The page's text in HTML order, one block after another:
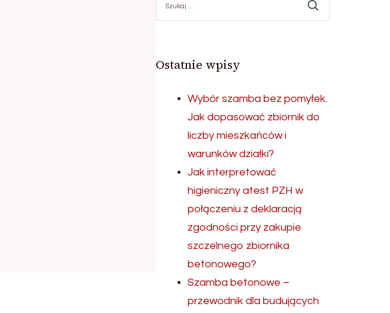
Ostatnie wpisy
Wybór szamba bez pomyłek.
Jak dopasować zbiornik do
liczby mieszkańców i
warunków działki?
Jak interpretować
higieniczny atest PZH w
połączeniu z deklaracją
zgodności przy zakupie
szczelnego zbiornika
betonowego?
Szamba betonowe –
przewodnik dla budujących